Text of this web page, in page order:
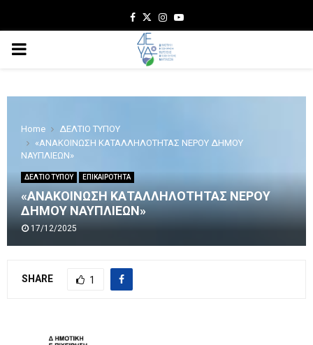
Facebook
TwitterInstagram
Youtube
PRIMARY
Home
ΔΕΛΤΙΟ ΤΥΠΟΥ
«ΑΝΑΚΟΙΝΩΣΗ ΚΑΤΑΛΛΗΛΟΤΗΤΑΣ ΝΕΡΟΥ ΔΗΜΟΥ
ΝΑΥΠΛΙΕΩΝ»
ΔΕΛΤΙΟ ΤΥΠΟΥ ΕΠΙΚΑΙΡΟΤΗΤΑ
«ΑΝΑΚΟΙΝΩΣΗ ΚΑΤΑΛΛΗΛΟΤΗΤΑΣ ΝΕΡΟΥ
ΔΗΜΟΥ ΝΑΥΠΛΙΕΩΝ»
17/12/2025
SHARE 1